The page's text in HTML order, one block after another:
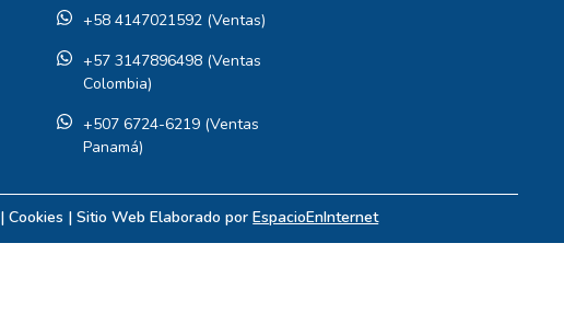
+58 4147021592 (Ventas)
+57 3147896498 (Ventas
Colombia)
+507 6724-6219 (Ventas
Panamá)
| Cookies | Sitio Web Elaborado porEspacioEnInternet